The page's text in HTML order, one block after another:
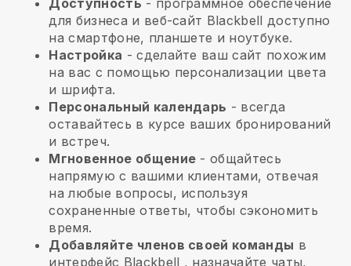
Доступность - программное обеспечение
для бизнеса и веб-сайт Blackbell доступно
на смартфоне, планшете и ноутбуке.
Настройка - сделайте ваш сайт похожим
на вас с помощью персонализации цвета
и шрифта.
Персональный календарь - всегда
оставайтесь в курсе ваших бронирований
и встреч.
Мгновенное общение - общайтесь
напрямую с вашими клиентами, отвечая
на любые вопросы, используя
сохраненные ответы, чтобы сэкономить
время.
Добавляйте членов своей команды в
интерфейс Blackbell , назначайте чаты,